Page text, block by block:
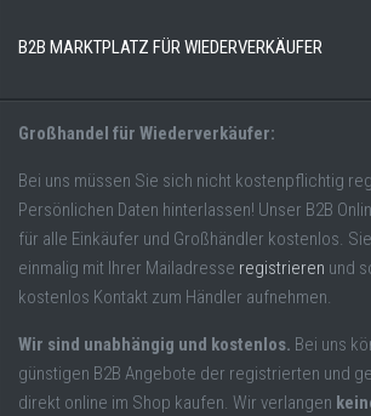
B2B MARKTPLATZ FÜR WIEDERVERKÄUFER
Großhandel für Wiederverkäufer:
Bei uns müssen Sie sich nicht kostenpflichtig
Persönlichen Daten hinterlassen! Unser B2B
für alle Einkäufer und Großhändler kostenlos.
einmalig mit Ihrer Mailadresse registrieren und
kostenlos Kontakt zum Händler aufnehmen.
Wir sind unabhängig und kostenlos. Bei uns
günstigen B2B Angebote der registrierten und
direkt online im Shop kaufen. Wir verlangen